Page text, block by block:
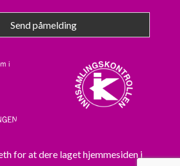
Send påmelding
for at dere laget hjemmesiden i